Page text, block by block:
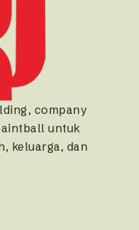
company
untuk
keluarga, dan